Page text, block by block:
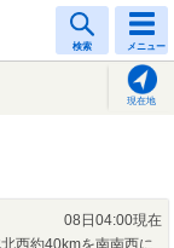
検索 メニュー
現在地
08日04:00現在
西約40kmを南南西に